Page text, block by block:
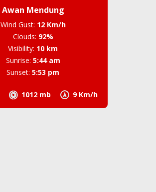
Awan Mendung
1012 mb 9 Km/h
Wind Gust: 12 Km/h
Clouds: 92%
Visibility: 10 km
Sunrise: 5:44 am
Sunset: 5:53 pm